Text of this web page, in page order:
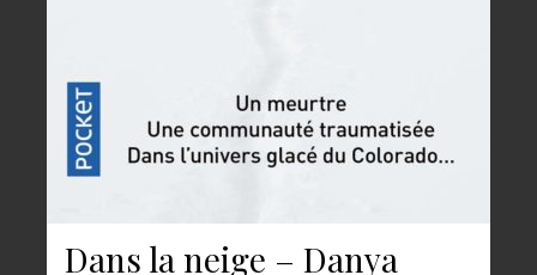
Dans la neige – Danya